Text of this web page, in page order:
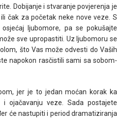
Dobijanje i stvaranje povjerenja je
čak za početak neke nove veze. S
ljubomore, pa se pokušajte
sve upropastiti. Uz ljubomoru se
što Vas može odvesti do Vaših
napokon rasčistili sami sa sobom-
jer je to jedan moćan korak ka
i ojačavanju veze. Sada postajete
će nastupiti i period dramatiziranja